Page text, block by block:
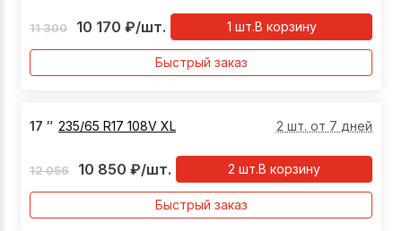
11 300 10 170 ₽/шт. В корзину
1 шт.
Быстрый заказ
17 ″ 235/65 R17 108V XL 2 шт. от 7 дней
12 056 10 850 ₽/шт. В корзину
2 шт.
Быстрый заказ